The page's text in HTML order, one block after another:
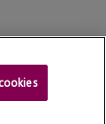
de Lleida